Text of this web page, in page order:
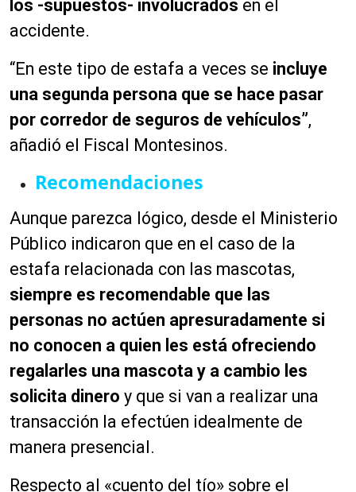
los -supuestos- involucrados en el
accidente.
“En este tipo de estafa a veces se incluye
una segunda persona que se hace pasar
por corredor de seguros de vehículos”,
añadió el Fiscal Montesinos.
Recomendaciones
Aunque parezca lógico, desde el Ministerio
Público indicaron que en el caso de la
estafa relacionada con las mascotas,
siempre es recomendable que las
personas no actúen apresuradamente si
no conocen a quien les está ofreciendo
regalarles una mascota y a cambio les
solicita dinero y que si van a realizar una
transacción la efectúen idealmente de
manera presencial.
Respecto al «cuento del tío» sobre el